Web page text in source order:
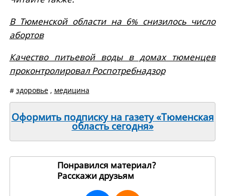
В Тюменской области на 6% снизилось число
абортов
Качество питьевой воды в домах тюменцев
проконтролировал Роспотребнадзор
# здоровье, медицина
Оформить подписку на газету «Тюменская
область сегодня»
Понравился материал?
Расскажи друзьям